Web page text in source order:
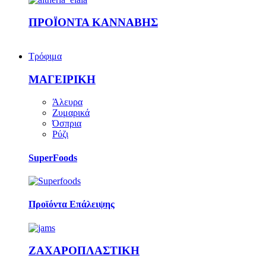
ΠΡΟΪΟΝΤΑ ΚΑΝΝΑΒΗΣ
Τρόφιμα
ΜΑΓΕΙΡΙΚΗ
Άλευρα
Ζυμαρικά
Όσπρια
Ρύζι
SuperFoods
Προϊόντα Επάλειψης
ΖΑΧΑΡΟΠΛΑΣΤΙΚΗ